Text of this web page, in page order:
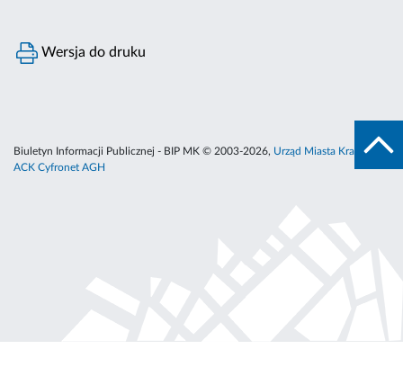
Wersja do druku
Biuletyn Informacji Publicznej - BIP MK © 2003-2026, Urząd Miasta Krakowa
ACK Cyfronet AGH